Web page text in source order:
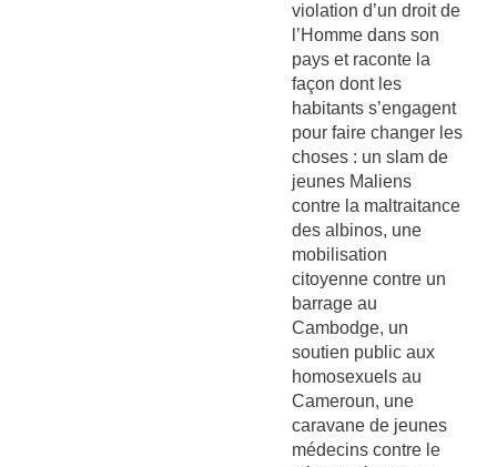
violation d’un droit de
l’Homme dans son
pays et raconte la
façon dont les
habitants s’engagent
pour faire changer les
choses : un slam de
jeunes Maliens
contre la maltraitance
des albinos, une
mobilisation
citoyenne contre un
barrage au
Cambodge, un
soutien public aux
homosexuels au
Cameroun, une
caravane de jeunes
médecins contre le